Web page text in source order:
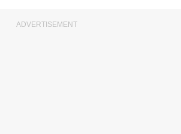
ADVERTISEMENT